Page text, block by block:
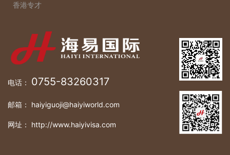
香港专才
电话： 0755-83260317
邮箱： haiyiguoji@haiyiworld.com
网址： http://www.haiyivisa.com